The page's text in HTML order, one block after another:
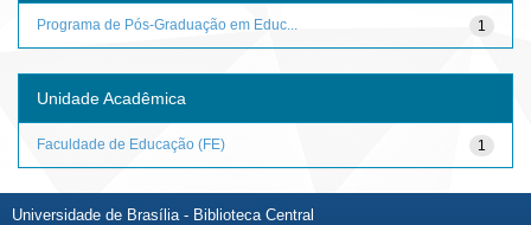
1
Programa de Pós-Graduação em Educ...
Unidade Acadêmica
1
Faculdade de Educação (FE)
Universidade de Brasília - Biblioteca Central